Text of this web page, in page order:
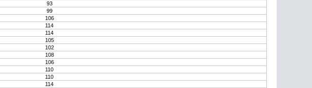
93
99
106
114
114
105
102
108
106
110
110
114